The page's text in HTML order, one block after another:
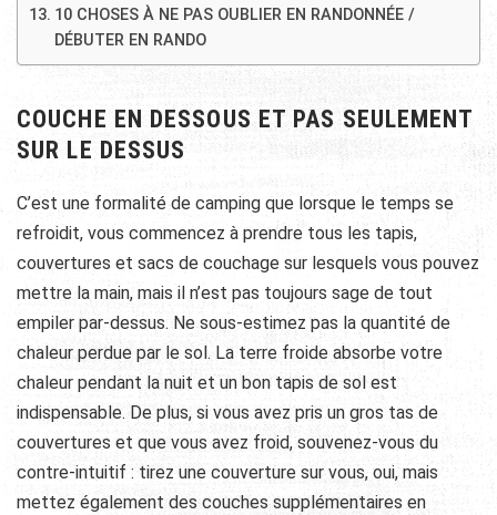
10 CHOSES À NE PAS OUBLIER EN RANDONNÉE /
DÉBUTER EN RANDO
COUCHE EN DESSOUS ET PAS SEULEMENT
SUR LE DESSUS
C’est une formalité de camping que lorsque le temps se
refroidit, vous commencez à prendre tous les tapis,
couvertures et sacs de couchage sur lesquels vous pouvez
mettre la main, mais il n’est pas toujours sage de tout
empiler par-dessus. Ne sous-estimez pas la quantité de
chaleur perdue par le sol. La terre froide absorbe votre
chaleur pendant la nuit et un bon tapis de sol est
indispensable. De plus, si vous avez pris un gros tas de
couvertures et que vous avez froid, souvenez-vous du
contre-intuitif : tirez une couverture sur vous, oui, mais
mettez également des couches supplémentaires en